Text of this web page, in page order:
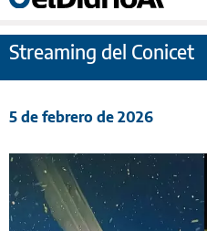
Streaming del Conicet
5 de febrero de 2026